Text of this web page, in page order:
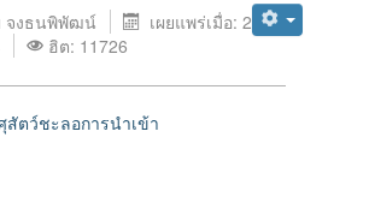
จงธนพิพัฒน์
เผยแพร่เมื่อ: 23
ฮิต: 11726
ตว์ชะลอการนำเข้า